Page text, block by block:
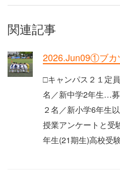
関連記事
2026.Jun09①ブカ
□キャンパス２１定
名／新中学2年生…
２名／新小学6年生
授業アンケートと
年生(21期生)高校受